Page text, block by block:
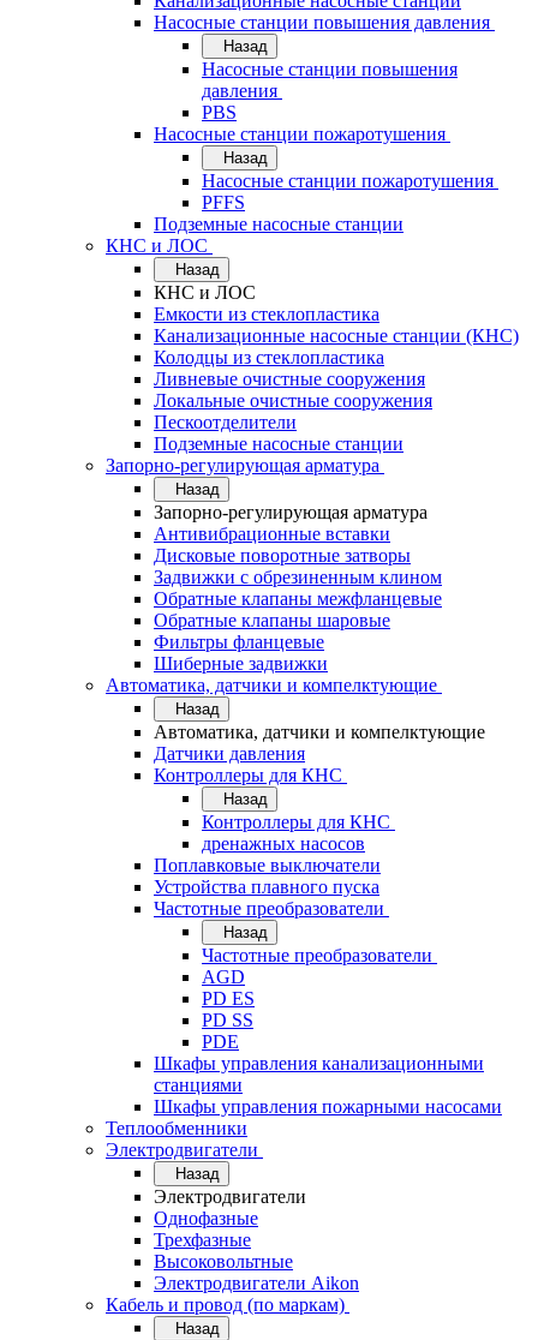
Насосные станции повышения давления
Назад
Насосные станции повышения
давления
PBS
Насосные станции пожаротушения
Назад
Насосные станции пожаротушения
PFFS
Подземные насосные станции
КНС и ЛОС
Назад
КНС и ЛОС
Емкости из стеклопластика
Канализационные насосные станции (КНС)
Колодцы из стеклопластика
Ливневые очистные сооружения
Локальные очистные сооружения
Пескоотделители
Подземные насосные станции
Запорно-регулирующая арматура
Назад
Запорно-регулирующая арматура
Антивибрационные вставки
Дисковые поворотные затворы
Задвижки с обрезиненным клином
Обратные клапаны межфланцевые
Обратные клапаны шаровые
Фильтры фланцевые
Шиберные задвижки
Автоматика, датчики и компелктующие
Назад
Автоматика, датчики и компелктующие
Датчики давления
Контроллеры для КНС
Назад
Контроллеры для КНС
дренажных насосов
Поплавковые выключатели
Устройства плавного пуска
Частотные преобразователи
Назад
Частотные преобразователи
AGD
PD ES
PD SS
PDE
Шкафы управления канализационными
станциями
Шкафы управления пожарными насосами
Теплообменники
Электродвигатели
Назад
Электродвигатели
Однофазные
Трехфазные
Высоковольтные
Электродвигатели Aikon
Кабель и провод (по маркам)
Назад